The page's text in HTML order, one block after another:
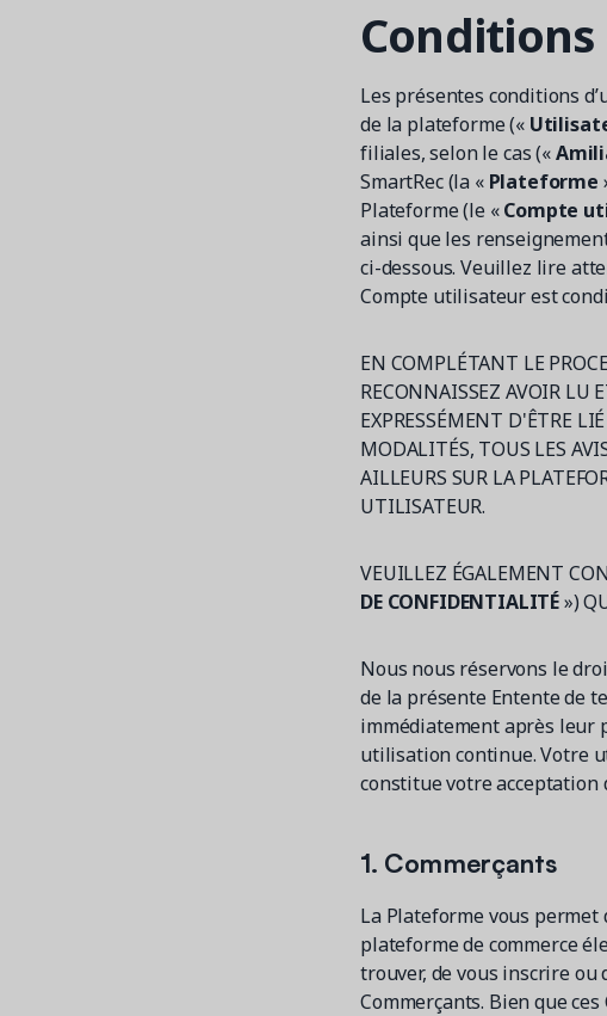
Les présentes conditions
de la plateforme («
filiales, selon le cas («
SmartRec (la « Plateforme
Plateforme (le «Compte
ainsi que les
ci-dessous. Veuillez lire
Compte utilisateur est
EN COMPLÉTANT LE
RECONNAISSEZ AVOIR LU
EXPRESSÉMENT D'ÊTRE
MODALITÉS, TOUS LES
AILLEURS SUR LA
UTILISATEUR.
VEUILLEZ ÉGALEMENT
DE CONFIDENTIALITÉ»)
Nous nous réservons le
de la présente Entente de
immédiatement après leur
utilisation continue. Votre
constitue votre acceptation
1. Commerçants
La Plateforme vous
plateforme de commerce
trouver, de vous inscrire ou
Commerçants. Bien que